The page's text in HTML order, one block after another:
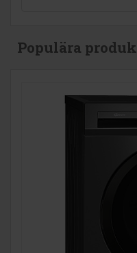
Populära